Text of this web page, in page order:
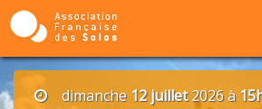
dimanche 12 juillet2026 à